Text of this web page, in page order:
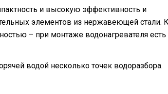
и высокую эффективность и
элементов из нержавеющей стали.
– при монтаже водонагревателя есть
водой несколько точек водоразбора.